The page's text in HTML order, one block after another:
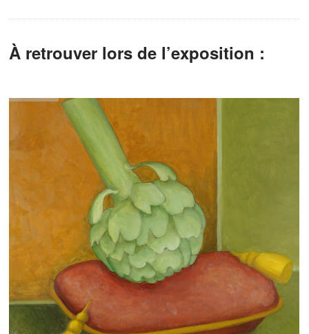
À retrouver lors de l’exposition :